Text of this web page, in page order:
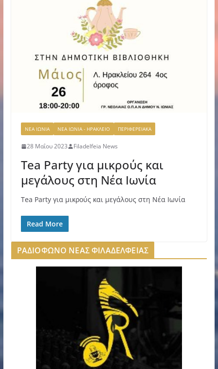
ΝΕΑ ΙΩΝΙΑ ΝΕΑ ΙΩΝΙΑ - ΗΡΑΚΛΕΙΟ ΠΕΡΙΦΕΡΕΙΑΚΑ
28 Μαΐου 2023 Filadelfeia News
Tea Party για μικρούς και
μεγάλους στη Νέα Ιωνία
Tea Party για μικρούς και μεγάλους στη Νέα Ιωνία
Read More
ΡΑΔΙΟΦΩΝΟ ΝΕΑΣ ΦΙΛΑΔΕΛΦΕΙΑΣ